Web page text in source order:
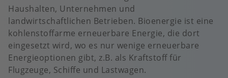
Haushalten, Unternehmen und
landwirtschaftlichen Betrieben. Bioenergie ist eine
kohlenstoffarme erneuerbare Energie, die dort
eingesetzt wird, wo es nur wenige erneuerbare
Energieoptionen gibt, z.B. als Kraftstoff für
Flugzeuge, Schiffe und Lastwagen.